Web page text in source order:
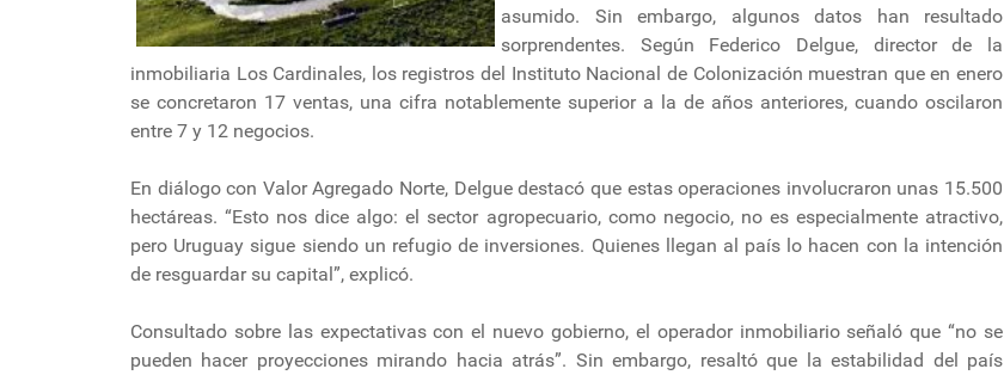
asumido. Sin embargo, algunos datos han resultado
sorprendentes. Según Federico Delgue, director de la
inmobiliaria Los Cardinales, los registros del Instituto Nacional de Colonización muestran que en enero
se concretaron 17 ventas, una cifra notablemente superior a la de años anteriores, cuando oscilaron
entre 7 y 12 negocios.
En diálogo con Valor Agregado Norte, Delgue destacó que estas operaciones involucraron unas 15.500
hectáreas. “Esto nos dice algo: el sector agropecuario, como negocio, no es especialmente atractivo,
pero Uruguay sigue siendo un refugio de inversiones. Quienes llegan al país lo hacen con la intención
de resguardar su capital”, explicó.
Consultado sobre las expectativas con el nuevo gobierno, el operador inmobiliario señaló que “no se
pueden hacer proyecciones mirando hacia atrás”. Sin embargo, resaltó que la estabilidad del país